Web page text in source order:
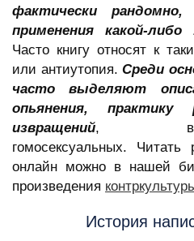
фактически
применения какой-
Часто книгу относят к
или антиутопия.Среди
часто выделяют
опьянения, практику
извращений, в
гомосексуальных. Читать
онлайн можно в нашей
произведения
История